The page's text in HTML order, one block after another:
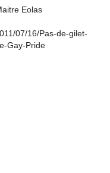
Eolas
07/16/Pas-de-gilet-
Gay-Pride